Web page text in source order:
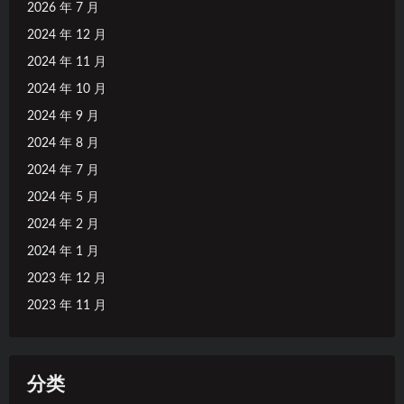
2026 年 7 月
2024 年 12 月
2024 年 11 月
2024 年 10 月
2024 年 9 月
2024 年 8 月
2024 年 7 月
2024 年 5 月
2024 年 2 月
2024 年 1 月
2023 年 12 月
2023 年 11 月
分类